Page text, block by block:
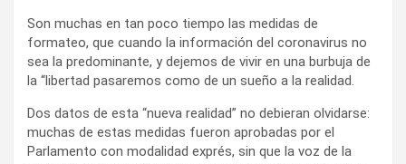
Son muchas en tan poco tiempo las medidas de
formateo, que cuando la información del coronavirus no
sea la predominante, y dejemos de vivir en una burbuja de
la “libertad pasaremos como de un sueño a la realidad.
Dos datos de esta “nueva realidad” no debieran olvidarse:
muchas de estas medidas fueron aprobadas por el
Parlamento con modalidad exprés, sin que la voz de la